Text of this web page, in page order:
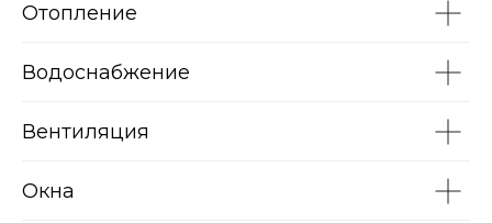
Отопление
Водоснабжение
Вентиляция
Окна